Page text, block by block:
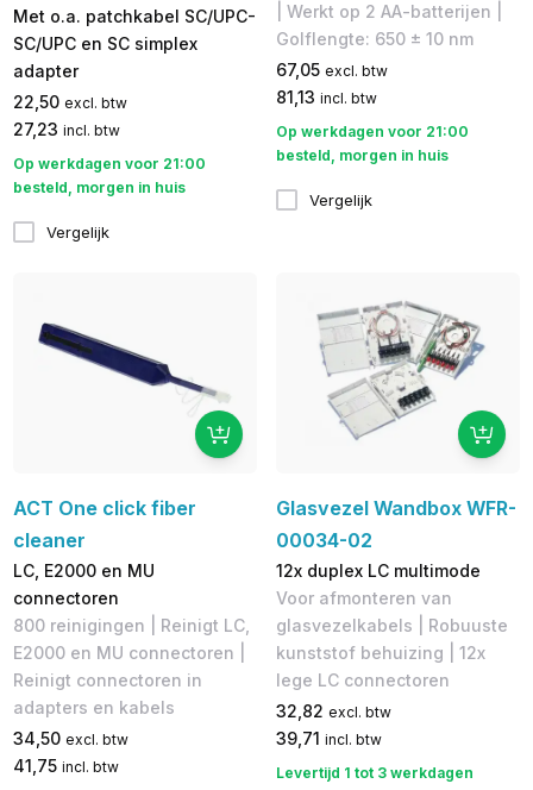
Met o.a. patchkabel SC/UPC-
SC/UPC en SC simplex
adapter
22,50 excl. btw
27,23 incl. btw
Op werkdagen voor 21:00
besteld, morgen in huis
Vergelijk
| Werkt op 2 AA-batterijen |
Golflengte: 650 ± 10 nm
67,05 excl. btw
81,13 incl. btw
Op werkdagen voor 21:00
besteld, morgen in huis
Vergelijk
ACT One click fiber
cleaner
LC, E2000 en MU
connectoren
800 reinigingen | Reinigt LC,
E2000 en MU connectoren |
Reinigt connectoren in
adapters en kabels
34,50 excl. btw
41,75 incl. btw
Glasvezel Wandbox WFR-
00034-02
12x duplex LC multimode
Voor afmonteren van
glasvezelkabels | Robuuste
kunststof behuizing | 12x
lege LC connectoren
32,82 excl. btw
39,71 incl. btw
Levertijd 1 tot 3 werkdagen